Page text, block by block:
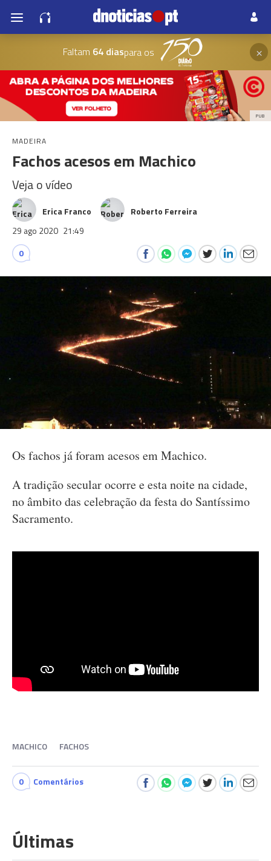
Faltam 64 diaspara os ×
PUB
MADEIRA
Fachos acesos em Machico
Veja o vídeo
Erica Franco
Roberto Ferreira
29 ago 2020 21:49
0
Os fachos já foram acesos em Machico.
A tradição secular ocorre e esta noite na cidade,
no âmbito das celebração da festa do Santíssimo
Sacramento.
MACHICO FACHOS
0 Comentários
Últimas